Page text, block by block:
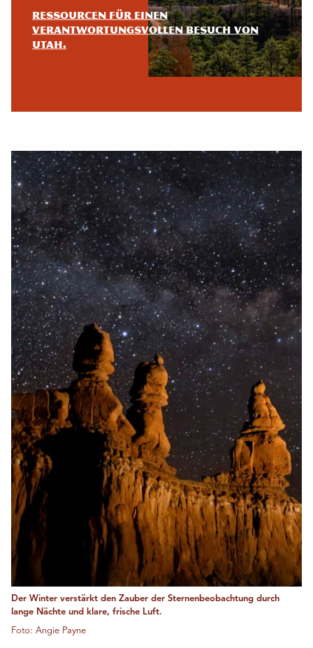
Ressourcen für einen
verantwortungsvollen Besuch von
Utah.
Der Winter verstärkt den Zauber der Sternenbeobachtung durch
lange Nächte und klare, frische Luft.
Foto: Angie Payne